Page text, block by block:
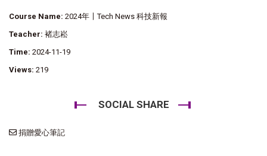
Course Name: 2024年〡Tech News 科技新報
Teacher: 褚志崧
Time: 2024-11-19
Views: 219
SOCIAL SHARE
捐贈愛心筆記